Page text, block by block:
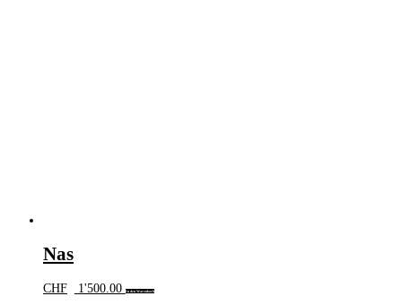
Nas
CHF 1'500.00 In den Warenkorb